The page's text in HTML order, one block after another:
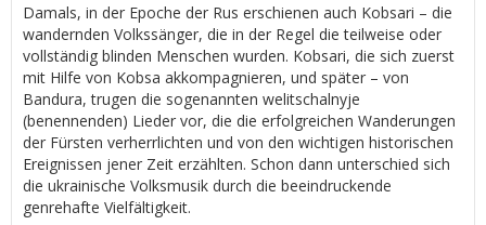
Damals, in der Epoche der Rus erschienen auch Kobsari – die
wandernden Volkssänger, die in der Regel die teilweise oder
vollständig blinden Menschen wurden. Kobsari, die sich zuerst
mit Hilfe von Kobsa akkompagnieren, und später – von
Bandura, trugen die sogenannten welitschalnyje
(benennenden) Lieder vor, die die erfolgreichen Wanderungen
der Fürsten verherrlichten und von den wichtigen historischen
Ereignissen jener Zeit erzählten. Schon dann unterschied sich
die ukrainische Volksmusik durch die beeindruckende
genrehafte Vielfältigkeit.